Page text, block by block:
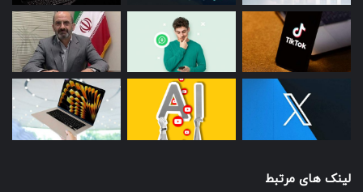
لینک های مرتبط